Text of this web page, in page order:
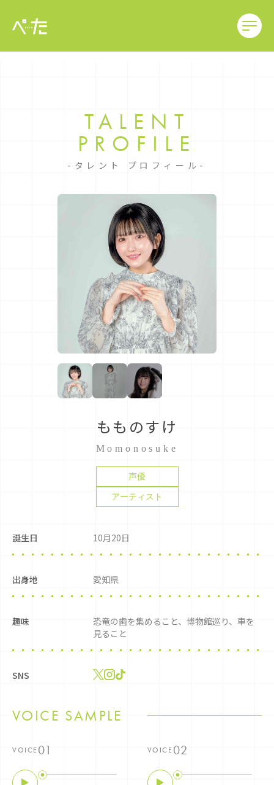
TALENT
PROFILE
タレント プロフィール
もものすけ
Momonosuke
声優
アーティスト
誕生日 10月20日
出身地 愛知県
趣味
恐竜の歯を集めること、博物館巡り、車を
見ること
SNS
VOICE SAMPLE
VOICE VOICE